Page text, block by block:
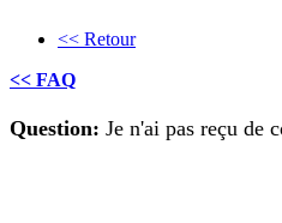
<< Retour
<< FAQ
Question: Je n'ai pas reçu de